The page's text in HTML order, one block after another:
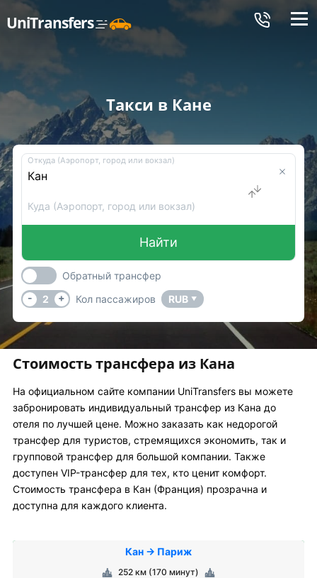
UniTransfers Меню
Такси в Кане
Откуда (Аэропорт, город или вокзал)
Куда (Аэропорт, город или вокзал)
Найти
Обратный трансфер
-
2 + Кол пассажиров RUB ▼
Стоимость трансфера из Кана
На официальном сайте компании UniTransfers вы можете
забронировать индивидуальный трансфер из Кана до
отеля по лучшей цене. Можно заказать как недорогой
трансфер для туристов, стремящихся экономить, так и
групповой трансфер для большой компании. Также
доступен VIP-трансфер для тех, кто ценит комфорт.
Стоимость трансфера в Кан (Франция) прозрачна и
доступна для каждого клиента.
Кан → Париж
252 км (170 минут)